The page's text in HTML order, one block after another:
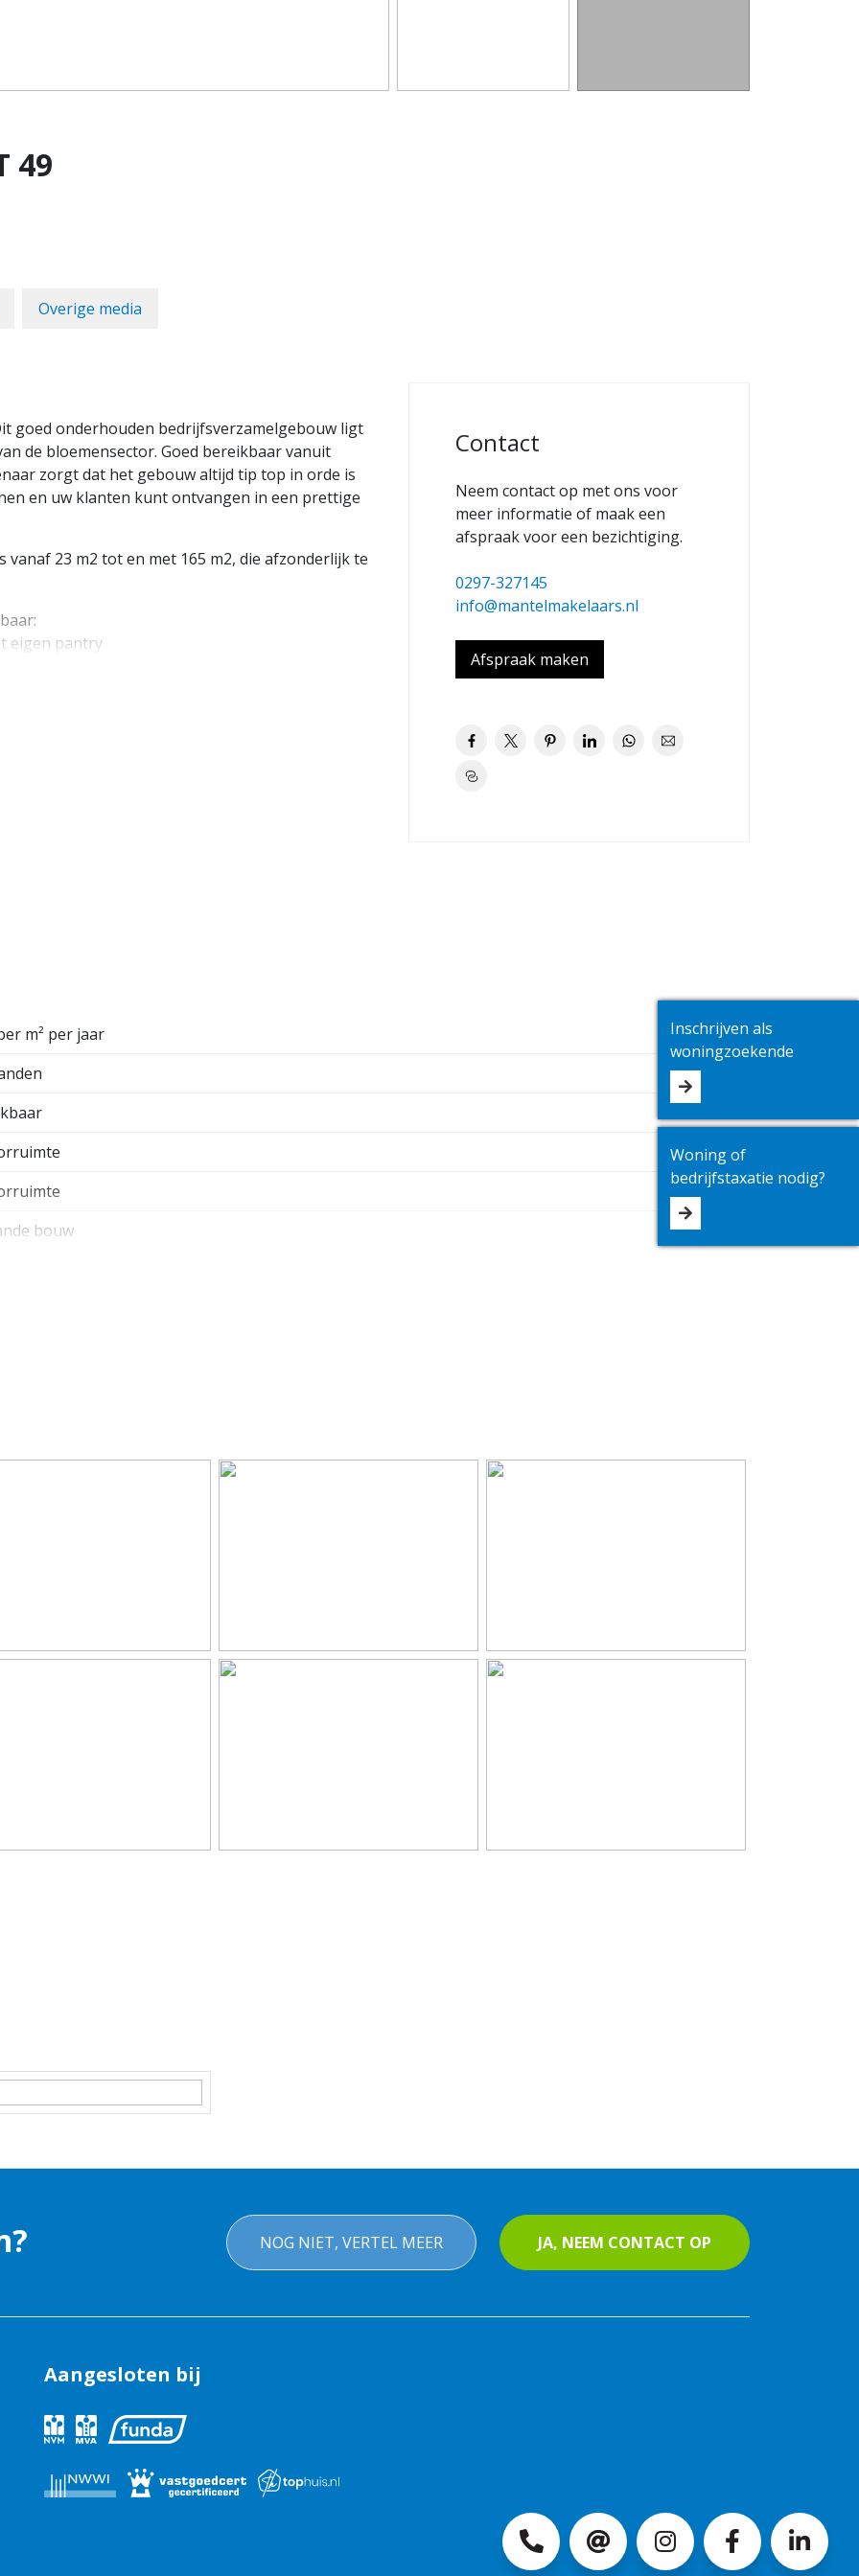
Inschrijven als
woningzoekende
Woning of
bedrijfstaxatie nodig?
49
Overige media
goed onderhouden bedrijfsverzamelgebouw ligt
de bloemensector. Goed bereikbaar vanuit
zorgt dat het gebouw altijd tip top in orde is
en uw klanten kunt ontvangen in een prettige
23 m2 tot en met 165 m2, die afzonderlijk te
eigen pantry
Contact
Neem contact op met ons voor
meer informatie of maak een
afspraak voor een bezichtiging.
0297-327145
info@mantelmakelaars.nl
Afspraak maken
m² per jaar
bouw
NOG NIET, VERTEL MEER JA, NEEM CONTACT OP
Aangesloten bij